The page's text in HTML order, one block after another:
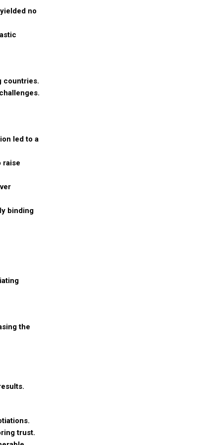
no
countries.
led to a
raise
binding
the
trust.